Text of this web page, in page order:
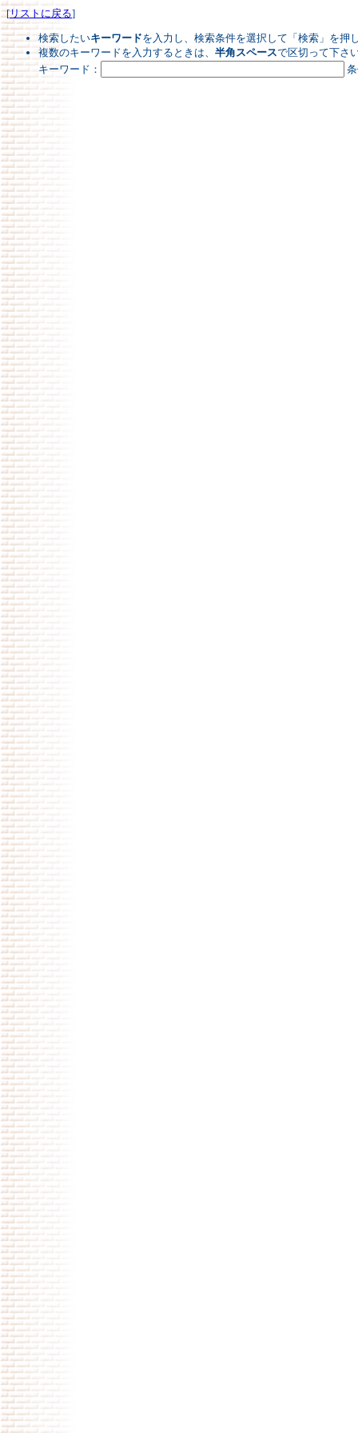
[リストに戻る]
検索したいキーワードを入力し、検索条件を選択して「検索」を押
複数のキーワードを入力するときは、 半角スペースで区切って下さ
キーワード：